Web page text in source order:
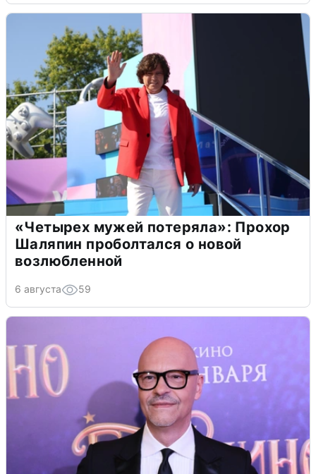
«Четырех мужей потеряла»: Прохор
Шаляпин проболтался о новой
возлюбленной
6 августа 59